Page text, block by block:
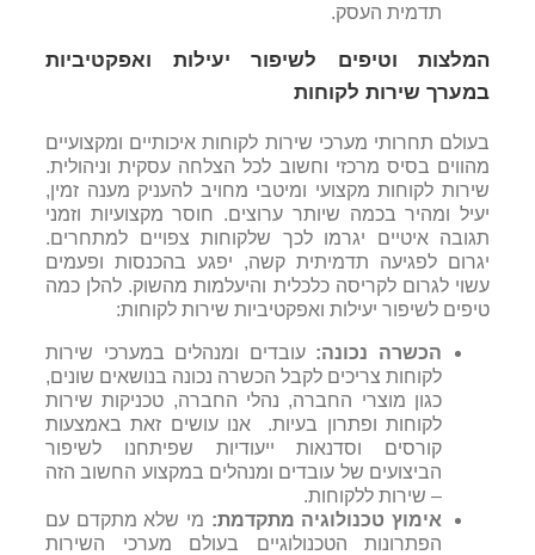
תדמית העסק.
המלצות וטיפים לשיפור יעילות ואפקטיביות
במערך שירות לקוחות
בעולם תחרותי מערכי שירות לקוחות איכותיים ומקצועיים
מהווים בסיס מרכזי וחשוב לכל הצלחה עסקית וניהולית.
שירות לקוחות מקצועי ומיטבי מחויב להעניק מענה זמין,
יעיל ומהיר בכמה שיותר ערוצים. חוסר מקצועיות וזמני
תגובה איטיים יגרמו לכך שלקוחות צפויים למתחרים.
יגרום לפגיעה תדמיתית קשה, יפגע בהכנסות ופעמים
עשוי לגרום לקריסה כלכלית והיעלמות מהשוק. להלן כמה
טיפים לשיפור יעילות ואפקטיביות שירות לקוחות:
הכשרה נכונה: עובדים ומנהלים במערכי שירות
לקוחות צריכים לקבל הכשרה נכונה בנושאים שונים,
כגון מוצרי החברה, נהלי החברה, טכניקות שירות
לקוחות ופתרון בעיות. אנו עושים זאת באמצעות
קורסים וסדנאות ייעודיות שפיתחנו לשיפור
הביצועים של עובדים ומנהלים במקצוע החשוב הזה
– שירות ללקוחות.
אימוץ טכנולוגיה מתקדמת: מי שלא מתקדם עם
הפתרונות הטכנולוגיים בעולם מערכי השירות